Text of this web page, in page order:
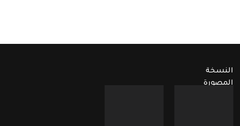
النسخة
المصورة